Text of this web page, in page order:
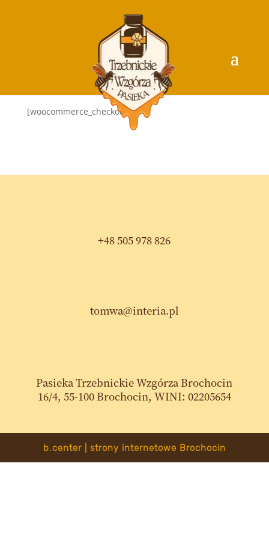
[woocommerce_checkout]
+48 505 978 826
tomwa@interia.pl
Pasieka Trzebnickie Wzgórza Brochocin
16/4, 55-100 Brochocin, WINI: 02205654
b.center | strony internetowe Brochocin